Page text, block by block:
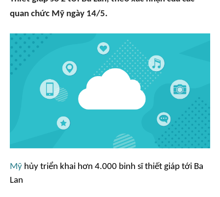
quan chức Mỹ ngày 14/5.
Mỹ hủy triển khai hơn 4.000 binh sĩ thiết giáp tới Ba
Lan